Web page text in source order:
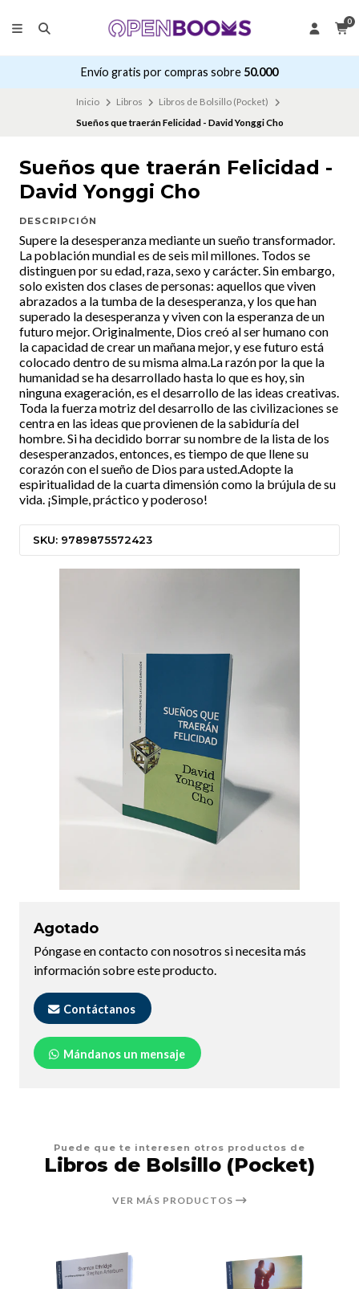
0
Envío gratis por compras sobre 50.000
Inicio Libros
Libros de Bolsillo (Pocket)
Sueños que traerán Felicidad - David Yonggi Cho
Sueños que traerán Felicidad -
David Yonggi Cho
DESCRIPCIÓN
Supere la desesperanza mediante un sueño transformador.
La población mundial es de seis mil millones. Todos se
distinguen por su edad, raza, sexo y carácter. Sin embargo,
solo existen dos clases de personas: aquellos que viven
abrazados a la tumba de la desesperanza, y los que han
superado la desesperanza y viven con la esperanza de un
futuro mejor. Originalmente, Dios creó al ser humano con
la capacidad de crear un mañana mejor, y ese futuro está
colocado dentro de su misma alma.La razón por la que la
humanidad se ha desarrollado hasta lo que es hoy, sin
ninguna exageración, es el desarrollo de las ideas creativas.
Toda la fuerza motriz del desarrollo de las civilizaciones se
centra en las ideas que provienen de la sabiduría del
hombre. Si ha decidido borrar su nombre de la lista de los
desesperanzados, entonces, es tiempo de que llene su
corazón con el sueño de Dios para usted.Adopte la
espiritualidad de la cuarta dimensión como la brújula de su
vida. ¡Simple, práctico y poderoso!
SKU: 9789875572423
Agotado
Póngase en contacto con nosotros si necesita más
información sobre este producto.
Contáctanos
Mándanos un mensaje
Puede que te interesen otros productos de
Libros de Bolsillo (Pocket)
VER MÁS PRODUCTOS